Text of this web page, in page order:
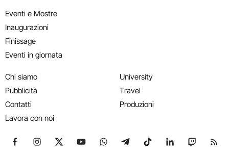
Eventi e Mostre
Inaugurazioni
Finissage
Eventi in giornata
Chi siamo
Pubblicità
Contatti
Lavora con noi
University
Travel
Produzioni
Seguici su Facebook
Seguici su Instagram
Seguici su X
Seguici su YouTube
Seguici su WhatsApp
Seguici su Telegram
Seguici su TikTok
Seguici su
Seguici